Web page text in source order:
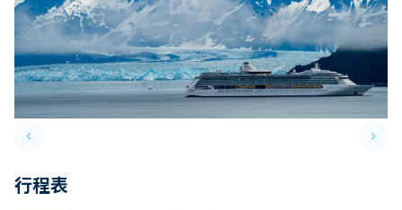
keyboard_arrow_leftPrevious slide keyboard_arrow_right
行程表